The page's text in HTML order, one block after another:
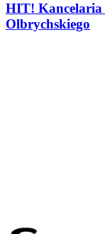
HIT! Kancelaria
Olbrychskiego